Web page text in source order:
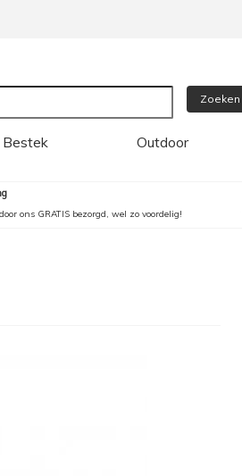
Zoeken
Bestek Outdoor
ons GRATIS bezorgd, wel zo voordelig!